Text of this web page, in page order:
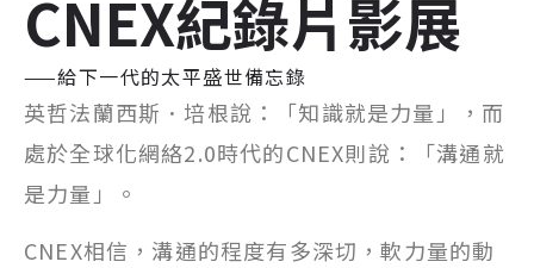
CNEX紀錄片影展
——給下一代的太平盛世備忘錄
英哲法蘭西斯．培根說：「知識就是力量」，而
處於全球化網絡2.0時代的CNEX則說：「溝通就
是力量」。
CNEX相信，溝通的程度有多深切，軟力量的動